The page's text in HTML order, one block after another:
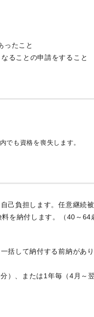
ったこと
ることの申請をすること
でも資格を喪失します。
己負担します。任意継続
を納付します。（40～64
括して納付する前納があ
）、または1年毎（4月～